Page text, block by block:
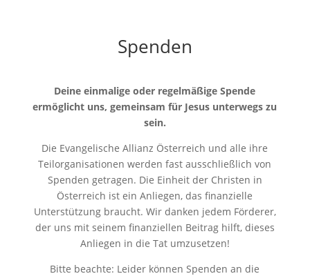
Spenden
Deine einmalige oder regelmäßige Spende
ermöglicht uns, gemeinsam für Jesus unterwegs zu
sein.
Die Evangelische Allianz Österreich und alle ihre
Teilorganisationen werden fast ausschließlich von
Spenden getragen. Die Einheit der Christen in
Österreich ist ein Anliegen, das finanzielle
Unterstützung braucht. Wir danken jedem Förderer,
der uns mit seinem finanziellen Beitrag hilft, dieses
Anliegen in die Tat umzusetzen!
Bitte beachte: Leider können Spenden an die